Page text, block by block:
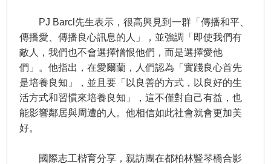
PJ Barcl先生表示，很高興見到一群「傳播和平、
傳播愛、傳播良心訊息的人」，並強調「即使我們有
敵人，我們也不會選擇憎恨他們，而是選擇愛他
們」。他指出，在愛爾蘭，人們認為「實踐良心首先
是培養良知」，並且要「以良善的方式，以良好的生
活方式和習慣來培養良知」，這不僅對自己有益，也
能影響鄰居與周遭的人。他相信如此社會就會更加美
好。
國際志工楷育分享，親訪團在都柏林豎琴橋合影